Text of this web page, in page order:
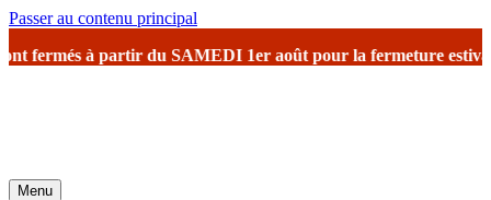
Passer au contenu principal
à partir du SAMEDI 1er aoûtpour la fermeture estivale avec
Menu